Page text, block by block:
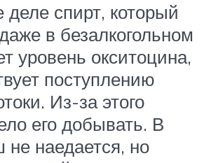
спирт, который
в безалкогольном
уровень окситоцина,
поступлению
Из-за этого
его добывать. В
наедается, но